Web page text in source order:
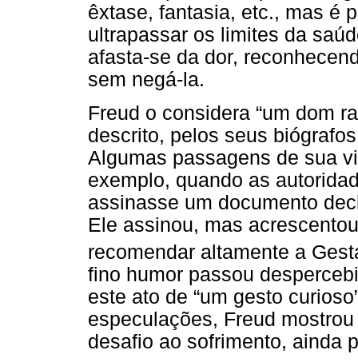
êxtase, fantasia, etc., mas é
ultrapassar os limites da
afasta-se da dor,
sem negá-la.
Freud o considera “um dom
descrito, pelos seus
Algumas passagens de sua
exemplo, quando as
assinasse um documento
Ele assinou, mas
recomendar altamente a
fino humor passou
este ato de “um gesto
especulações, Freud
desafio ao sofrimento, ainda